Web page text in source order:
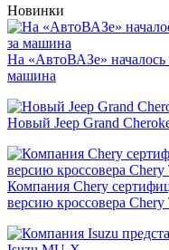
Новинки
На «АвтоВАЗе» началось
машина
Новый Jeep Grand
Компания Chery
версию кроссовера Chery